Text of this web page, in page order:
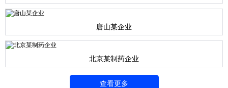
唐山某企业
北京某制药企业
查看更多